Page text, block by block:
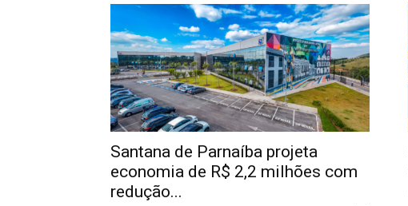
Santana de Parnaíba projeta
economia de R$ 2,2 milhões com
redução...